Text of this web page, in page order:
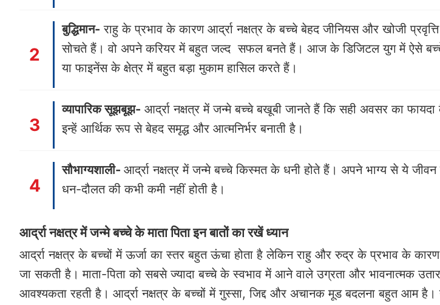
बुद्धिमान- राहु के प्रभाव के कारण आर्द्रा नक्षत्र के बच्चे बेहद जीनियस और खोजी
सोचते हैं। वो अपने करियर में बहुत जल्द सफल बनते हैं। आज के डिजिटल युग में ऐसे
या फाइनेंस के क्षेत्र में बहुत बड़ा मुकाम हासिल करते हैं।
व्यापारिक सूझबूझ- आर्द्रा नक्षत्र में जन्मे बच्चे बखूबी जानते हैं कि सही अवसर का
इन्हें आर्थिक रूप से बेहद समृद्ध और आत्मनिर्भर बनाती है।
सौभाग्यशाली- आर्द्रा नक्षत्र में जन्मे बच्चे किस्मत के धनी होते हैं। अपने भाग्य से ये
धन-दौलत की कभी कमी नहीं होती है।
आर्द्रा नक्षत्र में जन्मे बच्चे के माता पिता इन बातों का रखें ध्यान
आर्द्रा नक्षत्र के बच्चों में ऊर्जा का स्तर बहुत ऊंचा होता है लेकिन राहु और रुद्र के प्रभाव के कारण
जा सकती है। माता-पिता को सबसे ज्यादा बच्चे के स्वभाव में आने वाले उग्रता और भावनात्मक
आवश्यकता रहती है। आर्द्रा नक्षत्र के बच्चों में गुस्सा, जिद्द और अचानक मूड बदलना बहुत आम